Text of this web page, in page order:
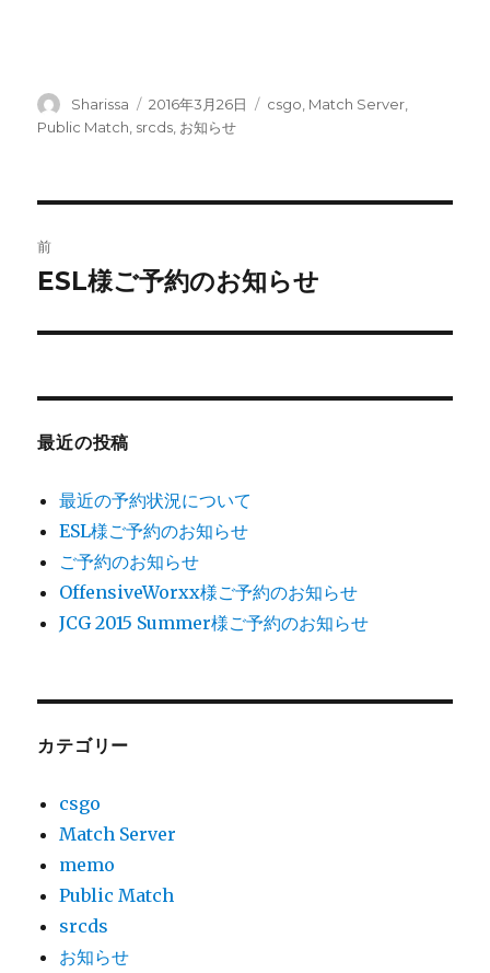
投
稿
Sharissa
投
稿
2016年3月26日
カ
csgo Match Server
Public Match srcds お知らせ
稿
ゲ
ー
シ
ョ
ン
前
前
投
ESL様ご予約のお知らせ
最近の投稿
最近の予約状況について
ESL様ご予約のお知らせ
ご予約のお知らせ
OffensiveWorxx様ご予約のお知らせ
JCG 2015 Summer様ご予約のお知らせ
カテゴリー
csgo
Match Server
memo
Public Match
srcds
お知らせ